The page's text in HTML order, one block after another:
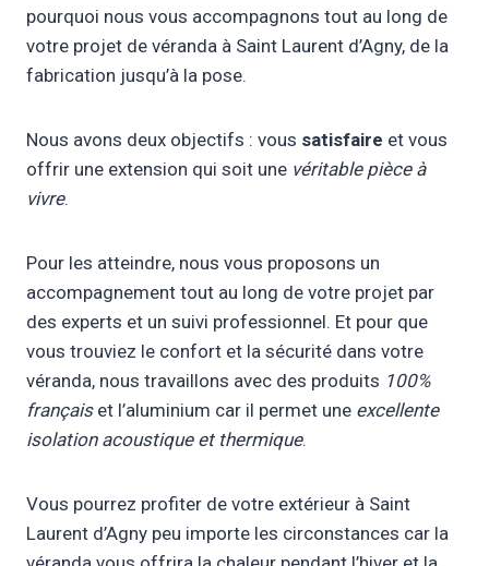
pourquoi nous vous accompagnons tout au long de
votre projet de véranda à Saint Laurent d’Agny, de la
fabrication jusqu’à la pose.
Nous avons deux objectifs : vous satisfaire et vous
offrir une extension qui soit une véritable pièce à
vivre.
Pour les atteindre, nous vous proposons un
accompagnement tout au long de votre projet par
des experts et un suivi professionnel. Et pour que
vous trouviez le confort et la sécurité dans votre
véranda, nous travaillons avec des produits 100%
françaiset l’aluminium car il permet une excellente
isolation acoustique et thermique.
Vous pourrez profiter de votre extérieur à Saint
Laurent d’Agny peu importe les circonstances car la